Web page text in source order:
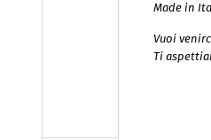
Made in
Vuoi
Ti